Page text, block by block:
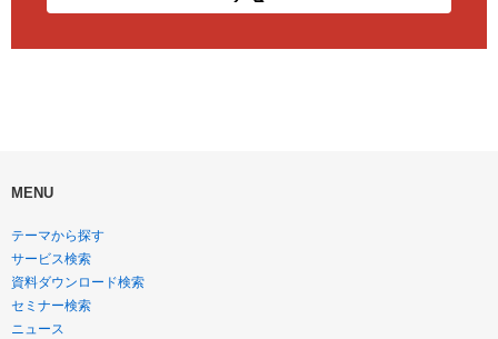
MENU
テーマから探す
サービス検索
資料ダウンロード検索
セミナー検索
ニュース